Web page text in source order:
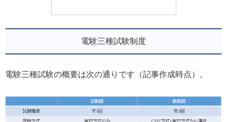
電験三種試験制度
電験三種試験の概要は次の通りです（記事作成時点）。